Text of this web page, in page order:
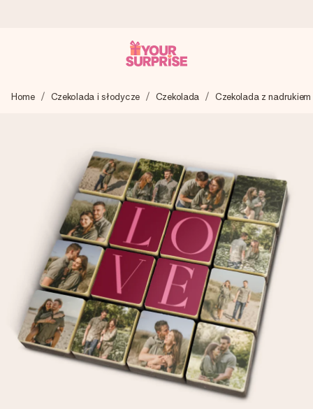
Tworzymy Twój prezent z troską i wysyłamy go w mgnieniu
4,7 (na podstawie +15 000 opinii)
Nasze prezenty inspirują. Klienci oceniają nas na 4,7 w
Google Reviews.
Darmowy bilecik z życzeniami
Stwórz coś wyjątkowego w zaledwie kilku krokach – z jej
imieniem, swoim zdjęciem lub wiadomością, która naprawdę
poruszy serce. Bez problemu, po prostu ogrom miłości na
tę chwilę.
Home Czekolada i słodycze Czekolada Czekolada z nadrukiem